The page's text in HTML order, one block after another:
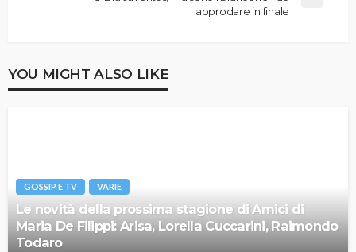
approdare in finale
YOU MIGHT ALSO LIKE
GOSSIP E TV VARIE
Le novità della prossima stagione di Amici di
Maria De Filippi: Arisa, Lorella Cuccarini, Raimondo
Todaro